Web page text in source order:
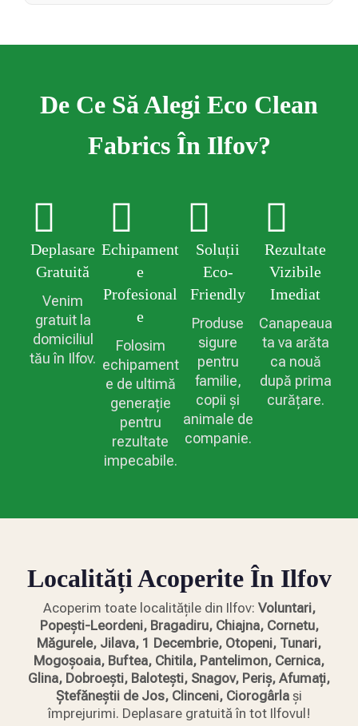
De Ce Să Alegi Eco Clean
Fabrics În Ilfov?
Deplasare
Gratuită
Venim
gratuit la
domiciliul
tău în Ilfov.
Echipament
E
Profesional
E
Folosim
echipament
e de ultimă
generație
pentru
rezultate
impecabile.
Soluții
Eco-
Friendly
Produse
sigure
pentru
familie,
copii și
animale de
companie.
Rezultate
Vizibile
Imediat
Canapeaua
ta va arăta
ca nouă
după prima
curățare.
Localități Acoperite În Ilfov
Acoperim toate localitățile din Ilfov: Voluntari,
Popești-Leordeni, Bragadiru, Chiajna, Cornetu,
Măgurele, Jilava, 1 Decembrie, Otopeni, Tunari,
Mogoșoaia, Buftea, Chitila, Pantelimon, Cernica,
Glina, Dobroești, Balotești, Snagov, Periș, Afumați,
Ștefăneștii de Jos, Clinceni, Ciorogârla și
împrejurimi. Deplasare gratuită în tot Ilfovul!